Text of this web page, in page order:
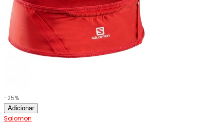
-25%
Adicionar
Salomon